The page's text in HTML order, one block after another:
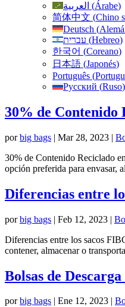
العربية (Árabe)
简体中文 (Chino
Deutsch (
עברית (Hebreo)
한국어 (Coreano)
日本語 (Japonés)
Português (
Русский (Ruso)
30% de Contenido
porbig bags | Mar 28, 2023 |
30% de Contenido Reciclado
opción preferida para envasar,
Diferencias entre
porbig bags | Feb 12, 2023 |
Diferencias entre los sacos
contener, almacenar o
Bolsas de
porbig bags | Ene 12, 2023 |